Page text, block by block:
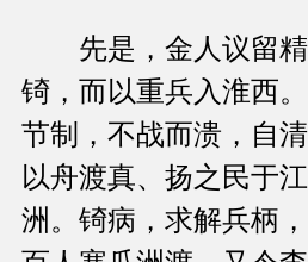
先是，金人议留精
锜，而以重兵入淮西
节制，不战而溃，自
以舟渡真、扬之民于
洲。锜病，求解兵柄